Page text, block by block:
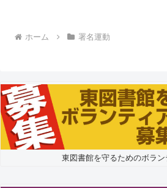
ホーム 署名運動
東図書館を守るためのボラ